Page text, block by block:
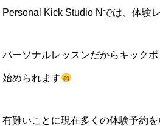
Personal Kick Studio Nでは、体験
パーソナルレッスンだからキック
始められます
有難いことに現在多くの体験予約